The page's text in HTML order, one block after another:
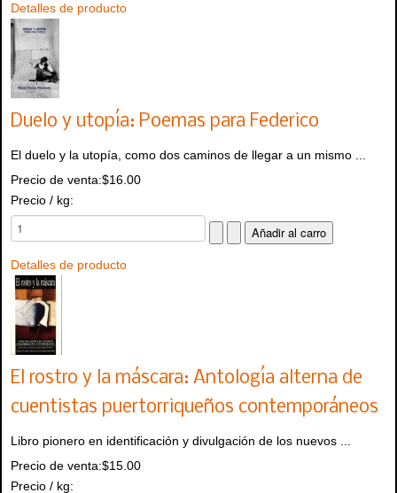
Detalles de producto
Duelo y utopía: Poemas para Federico
El duelo y la utopía, como dos caminos de llegar a un mismo ...
Precio de venta:$16.00
Precio / kg:
Detalles de producto
El rostro y la máscara: Antología alterna de
cuentistas puertorriqueños contemporáneos
Libro pionero en identificación y divulgación de los nuevos ...
Precio de venta:$15.00
Precio / kg: